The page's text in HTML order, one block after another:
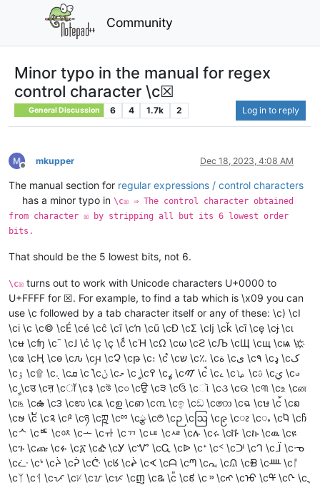
Community
Minor typo in the manual for regex
control character \c☒
General Discussion 6 4 1.7k 2 Log in to reply
Offline
mkupper Dec 18, 2023, 4:08 AM
The manual section for regular expressions / control characters
has a minor typo in\c☒ ⇒ The control character obtained
from character ☒ by stripping all but its 6 lowest order
bits.
That should be the 5 lowest bits, not 6.
\c☒ turns out to work with Unicode characters U+0000 to
U+FFFF for ☒. For example, to find a tab which is \x09 you can
use \c followed by a tab character itself or any of these: \c) \cI
\ci \c \c© \cÉ \cé \cĉ \cĩ \cŉ \cũ \cƉ \cƩ \cǉ \cǩ \cȉ \cȩ \cɉ \cɩ
\cʉ \cʩ \cˉ \c˩ \c̉ \c̩ \c͉ \cͩ \cΉ \cΩ \cω \cϩ \cЉ \cЩ \cщ \cѩ \c҉
\cҩ \cӉ \cө \cԉ \cԩ \cՉ \cթ \c։ \c֩ \cש \c؉ \cة \cى \c٩ \cډ \cک
\cۉ \c۩ \c܉ \cܩ \c݉ \cݩ \cމ \cީ \c߉ \cߩ \cࠉ \cࠩ \cࡉ \cࡩ \cࢉ \cࢩ \cࣉ
\cࣩ \cउ \cऩ \cॉ \c३ \cউ \c৩ \cਉ \c੩ \cઉ \cૉ \c૩ \cଉ \c୩ \cஉ \cன
\c௩ \cఉ \c౩ \cಉ \c೩ \cഉ \cഩ \c൩ \cඉ \cඩ \c෩ \cฉ \cษ \c้ \cຉ
\cຩ \c້ \c༉ \c༩ \cཉ \cཀྵ \cྉ \cྩ \c࿉ \cဉ \cဩ \c၉ \cၩ \cႉ \cႩ \cჩ
\cᄉ \cᄩ \cᅉ \cᅩ \cᆉ \cᆩ \cᇉ \cᇩ \cሉ \cሩ \cቩ \cኩ \cዉ \cዩ
\cጉ \cጩ \cፉ \c፩ \cᎉ \cᎩ \cᏉ \cᏩ \cᐉ \cᐩ \cᑉ \cᑩ \cᒉ \cᒩ \cᓉ
\cᓩ \cᔉ \cᔩ \cᕉ \cᕩ \cᖉ \cᖩ \cᗉ \cᗩ \cᘉ \cᘩ \cᙉ \cᙩ \cᚉ \cᚩ
\cᛉ \cᛩ \cᜉ \cᜩ \cᝉ \cᝩ \cញ \cឩ \c៉ \c៩ \c᠉ \cᠩ \cᡉ \cᡩ \cᢉ \cᢩ